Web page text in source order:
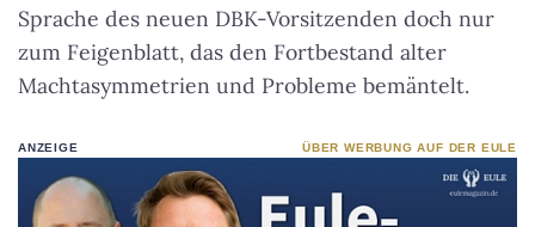
Sprache des neuen DBK-Vorsitzenden doch nur
zum Feigenblatt, das den Fortbestand alter
Machtasymmetrien und Probleme bemäntelt.
ANZEIGE ÜBER WERBUNG AUF DER EULE